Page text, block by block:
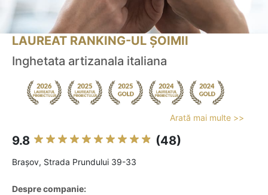
LAUREAT RANKING-UL ȘOIMII
Inghetata artizanala italiana
Arată mai multe >>
9.8 (48)
Braşov, Strada Prundului 39-33
Despre companie: